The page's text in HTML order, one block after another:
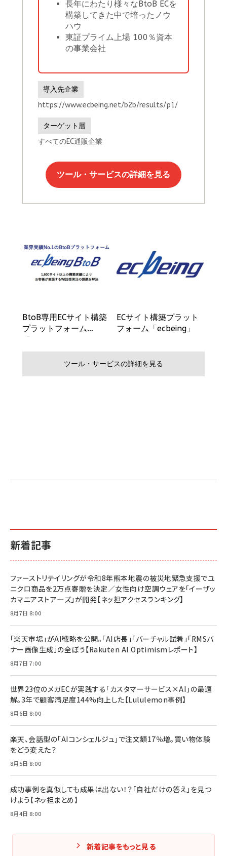
新着記事
ファーストリテイリングが令和8年熊本地震の被災地緊急支援でユ
ニクロ商品を2万点寄贈を決定／女性向け空調ウェアを「イーザッ
カマニアストア―ズ」が開発【ネッ担アクセスランキング】
8月7日 8:00
「楽天市場」がAI戦略を公開。「AI店長」「バーチャル試着」「RMSバ
ナー画像生成」の全ぼう【Rakuten AI Optimismレポート】
8月7日 7:00
世界23位のメガECが実践する「カスタマーサービス×AI」の最適
解。3年で顧客満足度144%向上した【Lululemon事例】
8月6日 8:00
楽天、会話型の「AIコンシェルジュ」で注文額17％増。買い物体験
をどう変えた？
8月5日 8:00
成功事例を真似しても成果は出ない！？「自社だけの答え」を見つ
けよう【ネッ担まとめ】
8月4日 8:00
新着記事をもっと見る